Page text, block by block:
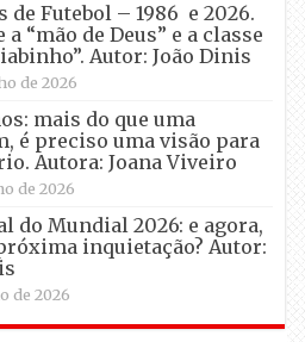
de Futebol – 1986 e 2026.
“mão de Deus” e a classe
Autor: João Dinis
de 2026
mais do que uma
é preciso uma visão para
Autora: Joana Viveiro
de 2026
do Mundial 2026: e agora,
inquietação? Autor:
de 2026